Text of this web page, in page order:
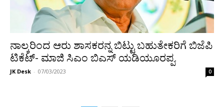
ನಾಲ್ಕರಿಂದ ಆರು ಶಾಸಕರನ್ನ ಬಿಟ್ಟು ಬಹುತೇಕರಿಗೆ ಬಿಜೆಪಿ
ಟಿಕೆಟ್- ಮಾಜಿ ಸಿಎಂ ಬಿಎಸ್ ಯಡಿಯೂರಪ್ಪ.
JK Desk - 07/03/2023 0